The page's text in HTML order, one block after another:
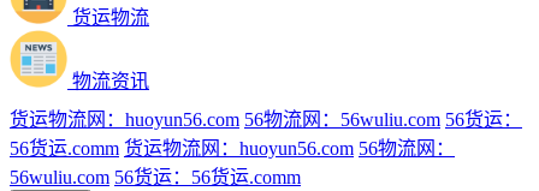
货运物流
物流资讯
货运物流网：huoyun56.com 56物流网：56wuliu.com 56货运：
56货运.comm 货运物流网：huoyun56.com 56物流网：
56wuliu.com 56货运：56货运.comm